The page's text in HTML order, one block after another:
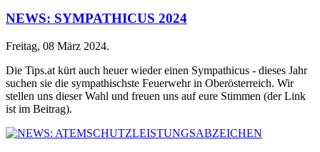
NEWS: SYMPATHICUS 2024
Freitag, 08 März 2024.
Die Tips.at kürt auch heuer wieder einen Sympathicus - dieses Jahr
suchen sie die sympathischste Feuerwehr in Oberösterreich. Wir
stellen uns dieser Wahl und freuen uns auf eure Stimmen (der Link
ist im Beitrag).